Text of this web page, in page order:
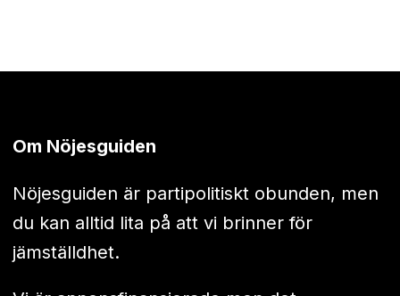
Om Nöjesguiden
Nöjesguiden är partipolitiskt obunden, men
du kan alltid lita på att vi brinner för
jämställdhet.